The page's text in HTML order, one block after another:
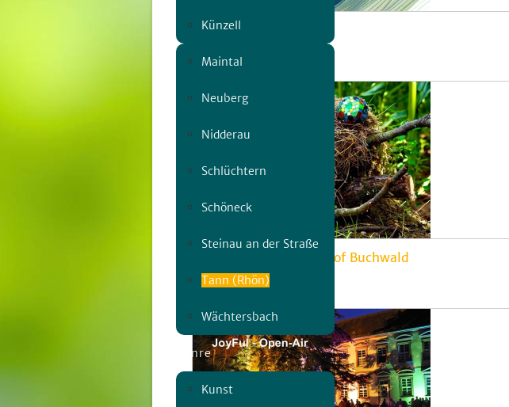
Künzell
Maintal
Neuberg
Nidderau
Schlüchtern
Schöneck
Steinau an der Straße
Tann (Rhön)
Wächtersbach
Genre
Kunst
Fulda klingt bunt
Sa, 08.08. | 12:00
KunstMais Labyrinth Hof Buchwald
Sa, 18.07. | 15:00